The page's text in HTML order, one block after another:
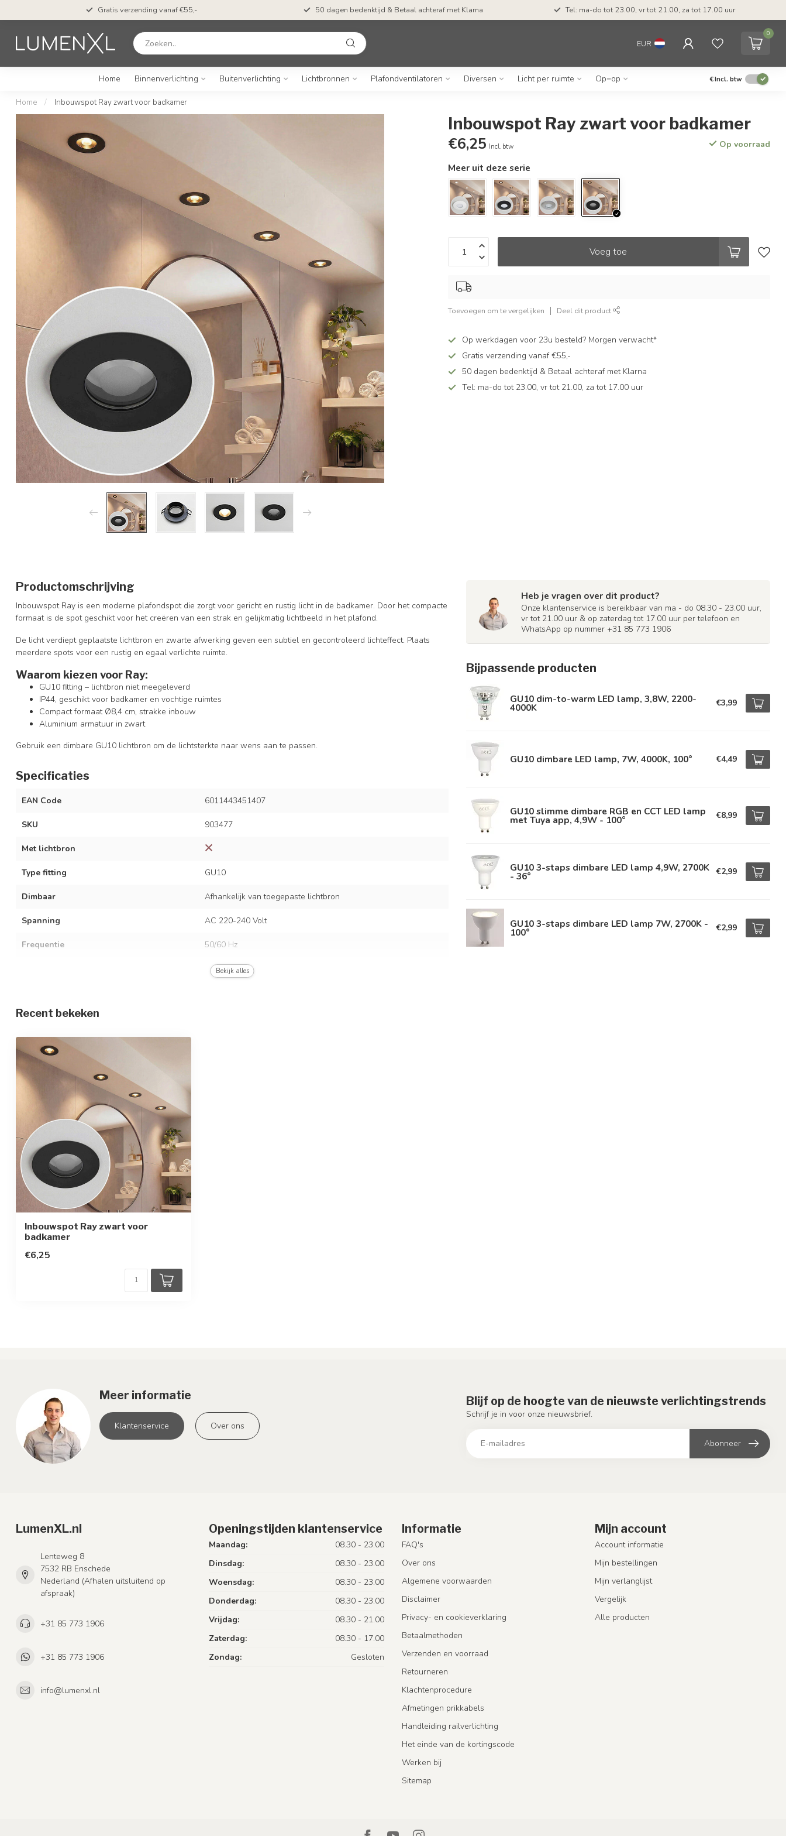
Gratis verzending vanaf €55,- 50 dagen bedenktijd & Betaal achteraf met Klarna Tel: ma-do tot 23.00, vr tot 21.00, za tot 17.00 uur
EUR
0
Home Binnenverlichting Buitenverlichting Lichtbronnen Plafondventilatoren Diversen Licht per ruimte Op=op €Incl. btw
Home / Inbouwspot Ray zwart voor badkamer
Inbouwspot Ray zwart voor badkamer
€6,25 Incl. btw Op voorraad
Meer uit deze serie
Voeg toe
Toevoegen om te vergelijken Deel dit product
Op werkdagen voor 23u besteld? Morgen verwacht*
Gratis verzending vanaf €55,-
50 dagen bedenktijd & Betaal achteraf met Klarna
Tel: ma-do tot 23.00, vr tot 21.00, za tot 17.00 uur
Productomschrijving
Inbouwspot Ray is een moderne plafondspot die zorgt voor gericht en rustig licht in de badkamer. Door het compacte
formaat is de spot geschikt voor het creëren van een strak en gelijkmatig lichtbeeld in het plafond.
De licht verdiept geplaatste lichtbron en zwarte afwerking geven een subtiel en gecontroleerd lichteffect. Plaats
meerdere spots voor een rustig en egaal verlichte ruimte.
Waarom kiezen voor Ray:
GU10 fitting – lichtbron niet meegeleverd
IP44, geschikt voor badkamer en vochtige ruimtes
Compact formaat Ø8,4 cm, strakke inbouw
Aluminium armatuur in zwart
Gebruik een dimbare GU10 lichtbron om de lichtsterkte naar wens aan te passen.
Specificaties
EAN Code 6011443451407
SKU 903477
Met lichtbron
Type fitting GU10
Dimbaar Afhankelijk van toegepaste lichtbron
Spanning AC 220-240 Volt
Frequentie 50/60 Hz
Zwart
Afmetingen
Beschermingsgraad
Beschermingsklasse
Bekijk alles
Heb je vragen over dit product?
Onze klantenservice is bereikbaar van ma - do 08.30 - 23.00 uur,
vr tot 21.00 uur & op zaterdag tot 17.00 uur per telefoon en
WhatsApp op nummer +31 85 773 1906
Bijpassende producten
GU10 dim-to-warm LED lamp, 3,8W, 2200-
4000K €3,99
GU10 dimbare LED lamp, 7W, 4000K, 100° €4,49
GU10 slimme dimbare RGB en CCT LED lamp
met Tuya app, 4,9W - 100° €8,99
GU10 3-staps dimbare LED lamp 4,9W, 2700K
- 36° €2,99
GU10 3-staps dimbare LED lamp 7W, 2700K -
100° €2,99
Recent bekeken
Inbouwspot Ray zwart voor
badkamer
€6,25
Meer informatie
Klantenservice Over ons
Blijf op de hoogte van de nieuwste verlichtingstrends
Schrijf je in voor onze nieuwsbrief.
Abonneer
LumenXL.nl
Lenteweg 8
7532 RB Enschede
Nederland (Afhalen uitsluitend op
afspraak)
+31 85 773 1906
+31 85 773 1906
info@lumenxl.nl
Openingstijden klantenservice
Maandag:
08.30 - 23.00
Dinsdag:
08.30 - 23.00
Woensdag:
08.30 - 23.00
Donderdag:
08.30 - 23.00
Vrijdag:
08.30 - 21.00
Zaterdag:
08.30 - 17.00
Zondag:
Gesloten
Informatie
FAQ's
Over ons
Algemene voorwaarden
Disclaimer
Privacy- en cookieverklaring
Betaalmethoden
Verzenden en voorraad
Retourneren
Klachtenprocedure
Afmetingen prikkabels
Handleiding railverlichting
Het einde van de kortingscode
Werken bij
Sitemap
Mijn account
Account informatie
Mijn bestellingen
Mijn verlanglijst
Vergelijk
Alle producten